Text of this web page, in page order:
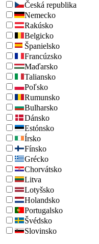
Česká republika
Nemecko
Rakúsko
Belgicko
Španielsko
Francúzsko
Maďarsko
Taliansko
Poľsko
Rumunsko
Bulharsko
Dánsko
Estónsko
Írsko
Fínsko
Grécko
Chorvátsko
Litva
Lotyšsko
Holandsko
Portugalsko
Švédsko
Slovinsko